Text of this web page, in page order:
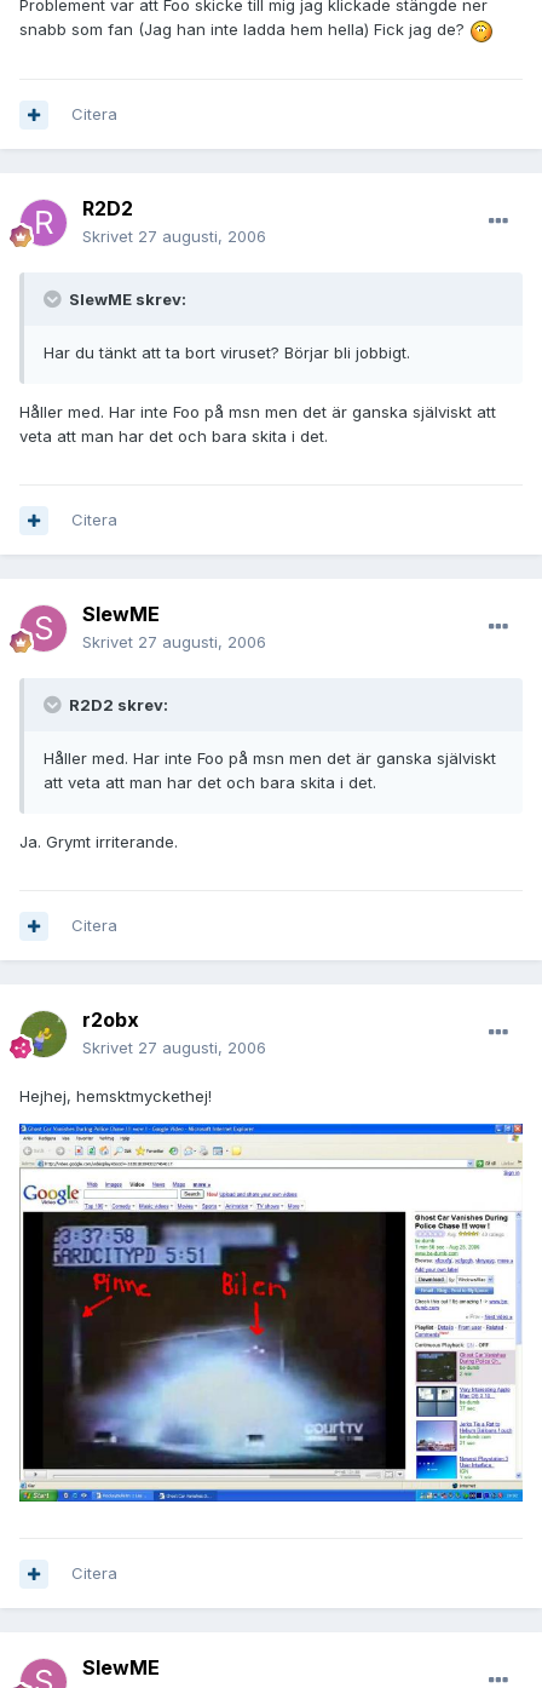
Problement var att Foo skicke till mig jag klickade stängde ner
snabb som fan (Jag han inte ladda hem hella) Fick jag de?
Citera
R2D2
Skrivet 27 augusti, 2006
SlewME skrev:
Har du tänkt att ta bort viruset? Börjar bli jobbigt.
Håller med. Har inte Foo på msn men det är ganska själviskt att
veta att man har det och bara skita i det.
Citera
SlewME
Skrivet 27 augusti, 2006
R2D2 skrev:
Håller med. Har inte Foo på msn men det är ganska själviskt
att veta att man har det och bara skita i det.
Ja. Grymt irriterande.
Citera
r2obx
Skrivet 27 augusti, 2006
Hejhej, hemsktmyckethej!
Citera
SlewME